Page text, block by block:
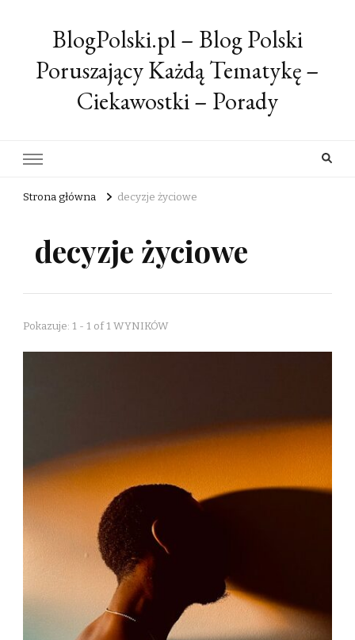
BlogPolski.pl – Blog Polski
Poruszający Każdą Tematykę –
Ciekawostki – Porady
Strona główna decyzje życiowe
decyzje życiowe
Pokazuje: 1 - 1 of 1 WYNIKÓW